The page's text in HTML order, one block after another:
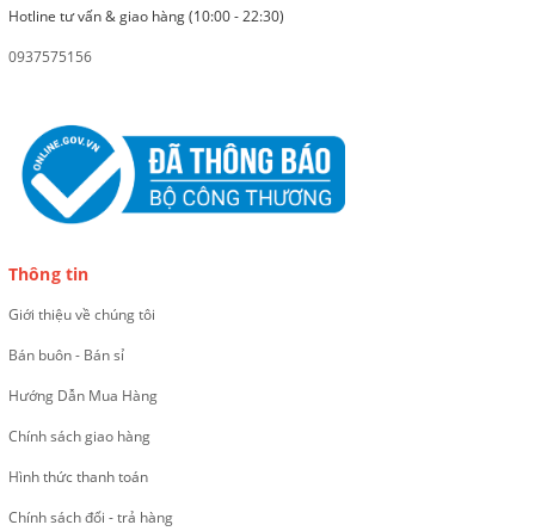
Hotline tư vấn & giao hàng (10:00 - 22:30)
0937575156
Thông tin
Giới thiệu về chúng tôi
Bán buôn - Bán sỉ
Hướng Dẫn Mua Hàng
Chính sách giao hàng
Hình thức thanh toán
Chính sách đổi - trả hàng